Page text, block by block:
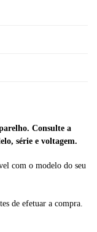
Consulte a
série e voltagem.
com o modelo do seu
de efetuar a compra.